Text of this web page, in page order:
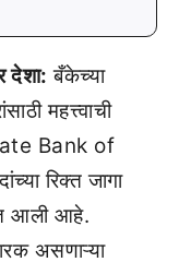
देशा: बँकेच्या
महत्त्वाची
Bank of
रिक्त जागा
आली आहे.
असणाऱ्या